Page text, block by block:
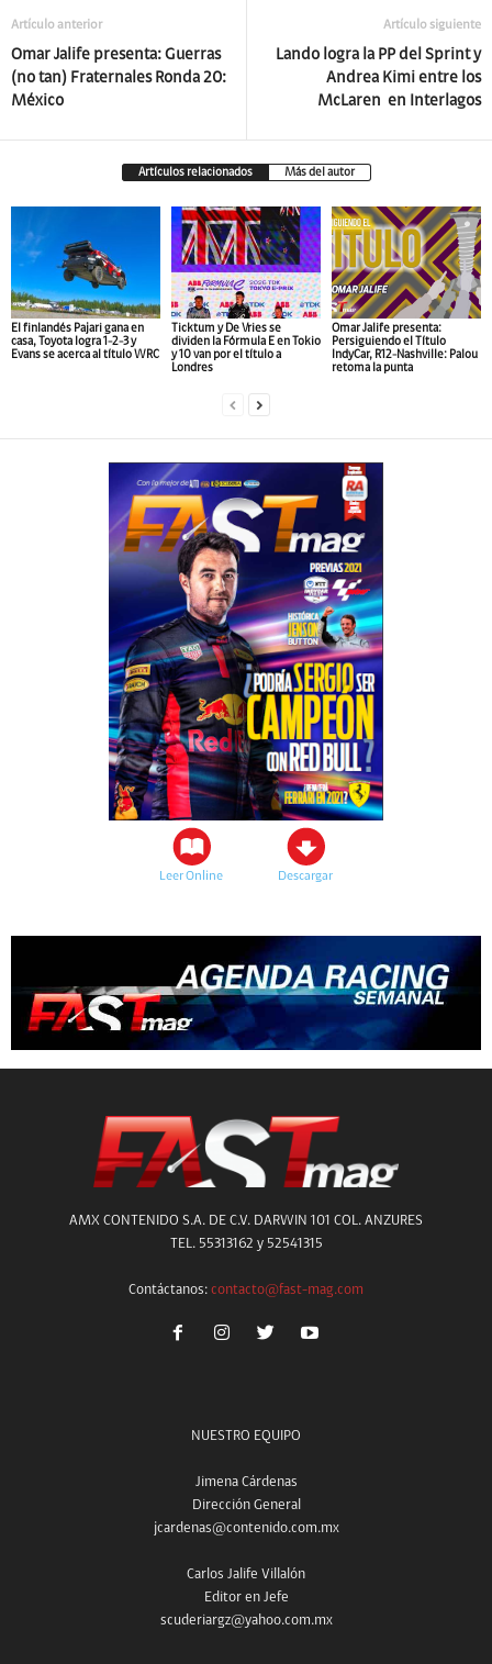
Artículo anterior
Omar Jalife presenta: Guerras
(no tan) Fraternales Ronda 20:
México
Artículo siguiente
Lando logra la PP del Sprint y
Andrea Kimi entre los
McLaren en Interlagos
Artículos relacionados Más del autor
El finlandés Pajari gana en
casa, Toyota logra 1-2-3 y
Evans se acerca al título WRC
Ticktum y De Vries se
dividen la Fórmula E en Tokio
y 10 van por el título a
Londres
Omar Jalife presenta:
Persiguiendo el Título
IndyCar, R12-Nashville: Palou
retoma la punta
Leer Online Descargar
AMX CONTENIDO S.A. DE C.V. DARWIN 101 COL. ANZURES
TEL. 55313162 y 52541315
Contáctanos: contacto@fast-mag.com
NUESTRO EQUIPO
Jimena Cárdenas
Dirección General
jcardenas@contenido.com.mx
Carlos Jalife Villalón
Editor en Jefe
scuderiargz@yahoo.com.mx